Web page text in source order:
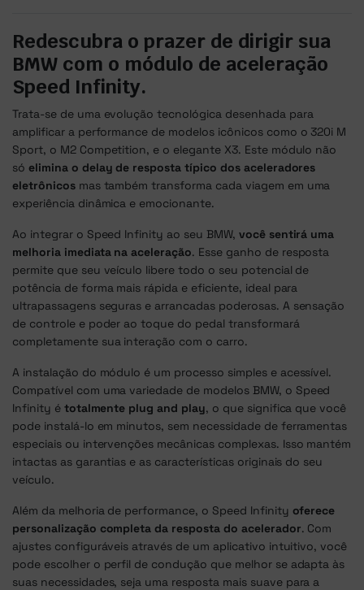
Redescubra o prazer de dirigir sua
BMW com o módulo de aceleração
Speed Infinity.
Trata-se de uma evolução tecnológica desenhada para
amplificar a performance de modelos icônicos como o 320i M
Sport, o M2 Competition, e o elegante X3. Este módulo não
só elimina o delay de resposta típico dos aceleradores
eletrônicosmas também transforma cada viagem em uma
experiência dinâmica e emocionante.
Ao integrar o Speed Infinity ao seu BMW, você sentirá uma
melhoria imediata na aceleração. Esse ganho de resposta
permite que seu veículo libere todo o seu potencial de
potência de forma mais rápida e eficiente, ideal para
ultrapassagens seguras e arrancadas poderosas. A sensação
de controle e poder ao toque do pedal transformará
completamente sua interação com o carro.
A instalação do módulo é um processo simples e acessível.
Compatível com uma variedade de modelos BMW, o Speed
Infinity é totalmente plug and play, o que significa que você
pode instalá-lo em minutos, sem necessidade de ferramentas
especiais ou intervenções mecânicas complexas. Isso mantém
intactas as garantias e as características originais do seu
veículo.
Além da melhoria de performance, o Speed Infinity oferece
personalização completa da resposta do acelerador. Com
ajustes configuráveis através de um aplicativo intuitivo, você
pode escolher o perfil de condução que melhor se adapta às
suas necessidades, seja uma resposta mais suave para a